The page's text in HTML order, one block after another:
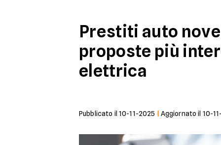
Prestiti auto
proposte più
elettrica
Pubblicato il 10-11-2025 Aggiornato il 10-